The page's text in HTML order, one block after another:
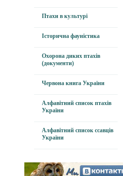
Птахи в культурі
Історична фауністика
Охорона диких птахів
(документи)
Червона книга України
Алфавітний список птахів
України
Алфавітний список ссавців
України